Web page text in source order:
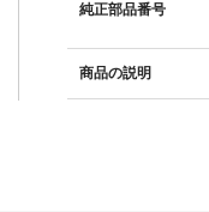
純正部品番号
商品の説明